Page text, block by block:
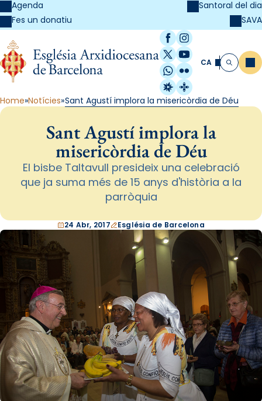
Agenda
Fes un donatiu
Santoral del dia
SAVA
Facebook
Instagram
X / Twitter
YouTube
WhatsApp
Flickr
Radio Estel
Catalunya
CA Cerca
Home Notícies Sant Agustí implora la misericòrdia de Déu
Sant Agustí implora la
misericòrdia de Déu
El bisbe Taltavull presideix una celebració
que ja suma més de 15 anys d'història a la
parròquia
24 Abr, 2017 Església de Barcelona